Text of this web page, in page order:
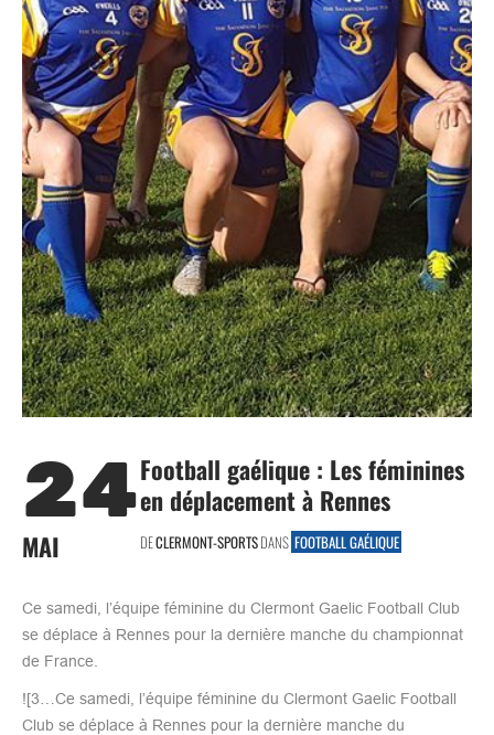
24
MAI
Football gaélique : Les féminines
en déplacement à Rennes
DECLERMONT-SPORTSDANS FOOTBALL GAÉLIQUE
Ce samedi, l’équipe féminine du Clermont Gaelic Football Club
se déplace à Rennes pour la dernière manche du championnat
de France.
![3…Ce samedi, l’équipe féminine du Clermont Gaelic Football
Club se déplace à Rennes pour la dernière manche du